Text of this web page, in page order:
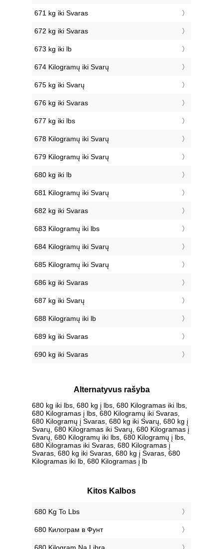
671 kg iki Svaras
672 kg iki Svaras
673 kg iki lb
674 Kilogramų iki Svarų
675 kg iki Svarų
676 kg iki Svaras
677 kg iki lbs
678 Kilogramų iki Svarų
679 Kilogramų iki Svarų
680 kg iki lb
681 Kilogramų iki Svarų
682 kg iki Svaras
683 Kilogramų iki lbs
684 Kilogramų iki Svarų
685 Kilogramų iki Svarų
686 kg iki Svaras
687 kg iki Svarų
688 Kilogramų iki lb
689 kg iki Svaras
690 kg iki Svaras
Alternatyvus rašyba
680 kg iki lbs, 680 kg į lbs, 680 Kilogramas iki lbs,
680 Kilogramas į lbs, 680 Kilogramų iki Svaras,
680 Kilogramų į Svaras, 680 kg iki Svarų, 680 kg į
Svarų, 680 Kilogramas iki Svarų, 680 Kilogramas į
Svarų, 680 Kilogramų iki lbs, 680 Kilogramų į lbs,
680 Kilogramas iki Svaras, 680 Kilogramas į
Svaras, 680 kg iki Svaras, 680 kg į Svaras, 680
Kilogramas iki lb, 680 Kilogramas į lb
Kitos Kalbos
‎680 Kg To Lbs
‎680 Килограм в Фунт